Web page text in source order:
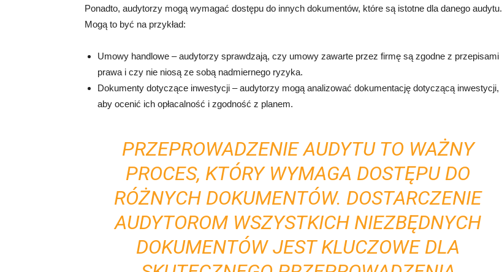
Ponadto, audytorzy mogą wymagać dostępu do innych dokumentów, które są istotne dla danego audytu.
Mogą to być na przykład:
Umowy handlowe – audytorzy sprawdzają, czy umowy zawarte przez firmę są zgodne z przepisami
prawa i czy nie niosą ze sobą nadmiernego ryzyka.
Dokumenty dotyczące inwestycji – audytorzy mogą analizować dokumentację dotyczącą inwestycji,
aby ocenić ich opłacalność i zgodność z planem.
PRZEPROWADZENIE AUDYTU TO WAŻNY
PROCES, KTÓRY WYMAGA DOSTĘPU DO
RÓŻNYCH DOKUMENTÓW. DOSTARCZENIE
AUDYTOROM WSZYSTKICH NIEZBĘDNYCH
DOKUMENTÓW JEST KLUCZOWE DLA